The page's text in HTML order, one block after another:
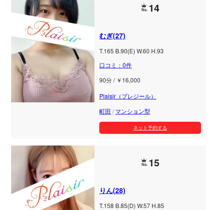
14
むぎ(27)
T.165 B.90(E) W.60 H.93
口コミ：0件
90分 / ￥16,000
Plaisir（プレジール）
町田 /マンション型
ネット予約する
15
りん(28)
T.158 B.85(D) W.57 H.85